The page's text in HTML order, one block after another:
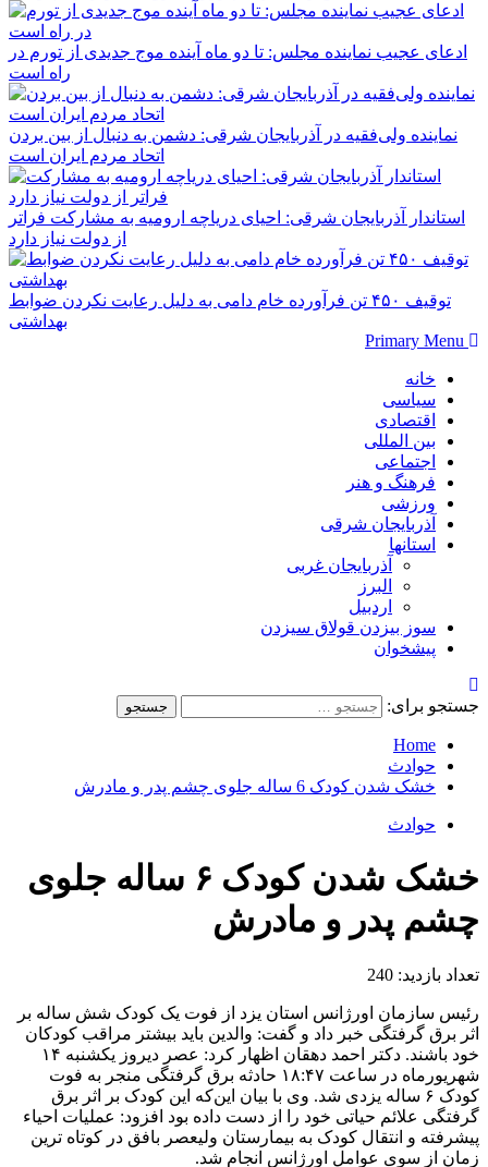
ادعای عجیب نماینده مجلس: تا دو ماه آینده موج جدیدی از تورم در
راه است
نماینده ولی‌فقیه در آذربایجان شرقی: دشمن به دنبال از بین بردن
اتحاد مردم ایران است
استاندار آذربایجان شرقی: احیای دریاچه ارومیه به مشارکت فراتر
از دولت نیاز دارد
توقیف ۴۵۰ تن فرآورده خام دامی به دلیل رعایت نکردن ضوابط
بهداشتی
Primary Menu
خانه
سیاسی
اقتصادی
بین المللی
اجتماعی
فرهنگ و هنر
ورزشی
آذربایجان شرقی
استانها
آذربایجان غربی
البرز
اردبیل
سوز بیزدن قولاق سیزدن
پیشخوان
جستجو برای:
Home
حوادث
خشک شدن کودک 6 ساله جلوی چشم پدر و مادرش
حوادث
خشک شدن کودک ۶ ساله جلوی
چشم پدر و مادرش
تعداد بازدید: 240
رئیس سازمان اورژانس استان یزد از فوت یک کودک شش ساله بر
اثر برق گرفتگی خبر داد و گفت: والدین باید بیشتر مراقب کودکان
خود باشند. دکتر احمد دهقان اظهار کرد: عصر دیروز یکشنبه ۱۴
شهریورماه در ساعت ۱۸:۴۷ حادثه برق گرفتگی منجر به فوت
کودک ۶ ساله یزدی شد. وی با بیان این‌که این کودک بر اثر برق
گرفتگی علائم حیاتی خود را از دست داده بود افزود: عملیات احیاء
پیشرفته و انتقال کودک به بیمارستان ولیعصر بافق در کوتاه ترین
زمان از سوی عوامل اورژانس انجام شد.